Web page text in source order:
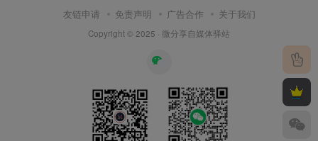
友链申请 免责声明 广告合作 关于我们
Copyright © 2025 · 微分享自媒体驿站